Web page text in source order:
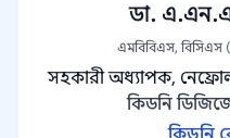
ডা.
এমবিবিএস, বিসিএস
সহকারী অধ্যাপক,
কিডনি